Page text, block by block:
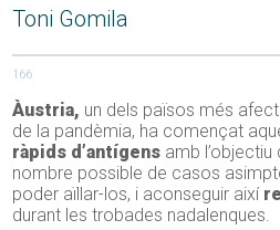
Toni Gomila
166
Àustria, un dels països més
de la pandèmia, ha començat
ràpids d’antígens amb
nombre possible de casos
poder aïllar-los, i aconseguir així
durant les trobades nadalenques.